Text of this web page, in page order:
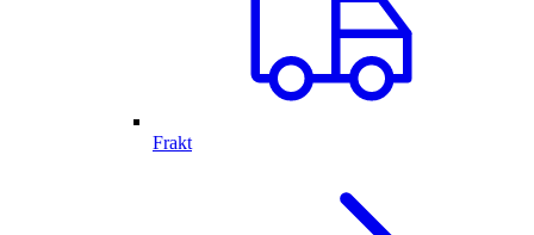
Frakt